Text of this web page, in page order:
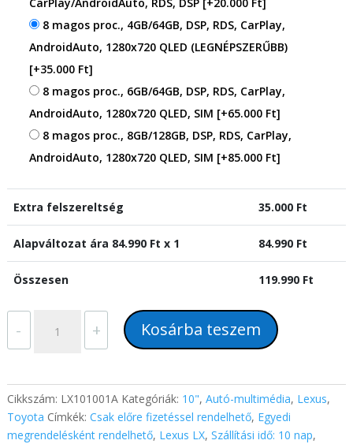
8 magos proc., 4GB/64GB, DSP, RDS, CarPlay,
AndroidAuto, 1280x720 QLED (LEGNÉPSZERŰBB)
[+35.000 Ft]
8 magos proc., 6GB/64GB, DSP, RDS, CarPlay,
AndroidAuto, 1280x720 QLED, SIM [+65.000 Ft]
8 magos proc., 8GB/128GB, DSP, RDS, CarPlay,
AndroidAuto, 1280x720 QLED, SIM [+85.000 Ft]
Extra felszereltség 35.000 Ft
Alapváltozat ára 84.990 Ft x 1 84.990 Ft
Összesen 119.990 Ft
-
LX470
+ Kosárba teszem
Cikkszám: LX101001A Kategóriák: 10", Autó-multimédia, Lexus,
Toyota Címkék: Csak előre fizetéssel rendelhető, Egyedi
megrendelésként rendelhető, Lexus LX, Szállítási idő: 10 nap,